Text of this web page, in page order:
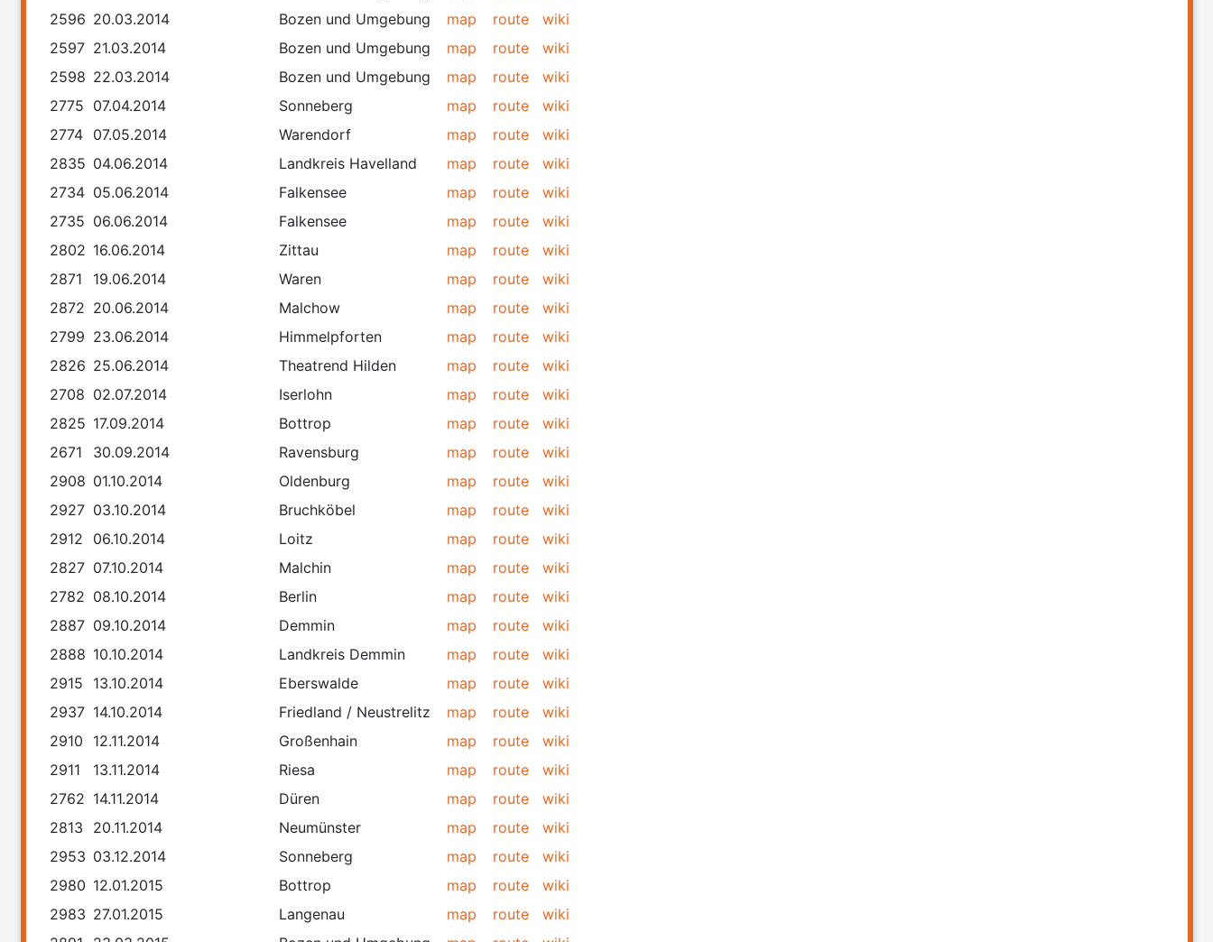
2596 20.03.2014 Bozen und Umgebung map route
wiki
2597 21.03.2014 Bozen und Umgebung map route
wiki
2598 22.03.2014 Bozen und Umgebung map route
wiki
2775 07.04.2014 Sonneberg map route
wiki
2774 07.05.2014 Warendorf map route
wiki
2835 04.06.2014 Landkreis Havelland map route
wiki
2734 05.06.2014 Falkensee map route
wiki
2735 06.06.2014 Falkensee map route
wiki
2802 16.06.2014 Zittau map route
wiki
2871
19.06.2014 Waren map route
wiki
2872 20.06.2014 Malchow map route
wiki
2799 23.06.2014 Himmelpforten map route
wiki
2826 25.06.2014 Theatrend Hilden map route
wiki
2708 02.07.2014 Iserlohn map route
wiki
2825 17.09.2014 Bottrop map route
wiki
2671
30.09.2014 Ravensburg map route
wiki
2908 01.10.2014 Oldenburg map route
wiki
2927 03.10.2014 Bruchköbel map route
wiki
2912
06.10.2014 Loitz map route
wiki
2827 07.10.2014 Malchin map route
wiki
2782 08.10.2014 Berlin map route
wiki
2887 09.10.2014 Demmin map route
wiki
2888 10.10.2014 Landkreis Demmin map route
wiki
2915
13.10.2014 Eberswalde map route
wiki
2937 14.10.2014 Friedland / Neustrelitz map route
wiki
2910
12.11.2014 Großenhain map route
wiki
2911
13.11.2014 Riesa map route
wiki
2762 14.11.2014 Düren map route
wiki
2813
20.11.2014 Neumünster map route
wiki
2953 03.12.2014 Sonneberg map route
wiki
2980 12.01.2015 Bottrop map route
wiki
2983 27.01.2015 Langenau map route
wiki